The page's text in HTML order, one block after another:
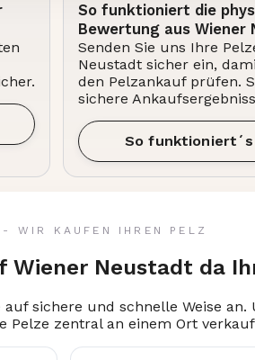
So funktioniert die
Bewertung aus Wiener
Senden Sie uns Ihre
Neustadt sicher ein,
den Pelzankauf prüfen.
sichere
So
WIR KAUFEN IHREN PELZ
Wiener Neustadt da
sichere und schnelle Weise
Pelze zentral an einem Ort